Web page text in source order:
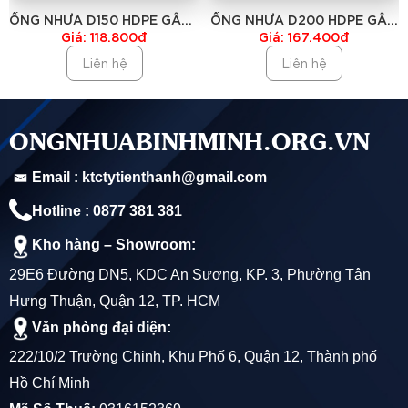
Với độ bền cao, khả năng chịu lực tốt và khả năng kháng
hóa chất, ống nhựa gân xoắn 2 lớp HDPE ngày càng được
sử dụng rộng rãi trong các công trình thoát nước, hạ tầng kỹ
thuật, hệ thống cấp thoát nước đô thị, khu công nghiệp, và
các công trình nông nghiệp.
2. Cấu tạo của ống nhựa gân xoắn 2 lớp
HDPE D300 TÂN LONG
1. Lớp ngoài (Lớp gân xoắn)
Chất liệu:Nhựa HDPE nguyên sinh.
Thiết kế: Hình xoắn ốc giúp gia tăng độ cứng vững và
ỐNG NHỰA D150 HDPE GÂN 1
VÁCH TÂN LONG
Giá: 118.800đ
Liên hệ
ỐNG NHỰA D200 HDPE GÂN
1 VÁCH TÂN LONG
Giá: 167.400đ
Liên hệ
ONGNHUABINHMINH.ORG.VN
Email : ktctytienthanh@gmail.com
Hotline : 0877 381 381
Kho hàng – Showroom:
29E6 Đường DN5, KDC An Sương, KP. 3, Phường Tân
Hưng Thuận, Quận 12, TP. HCM
Văn phòng đại diện:
222/10/2 Trường Chinh, Khu Phố 6, Quận 12, Thành phố
Hồ Chí Minh